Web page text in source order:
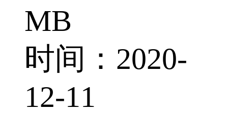
MB
时间：2020-
12-11